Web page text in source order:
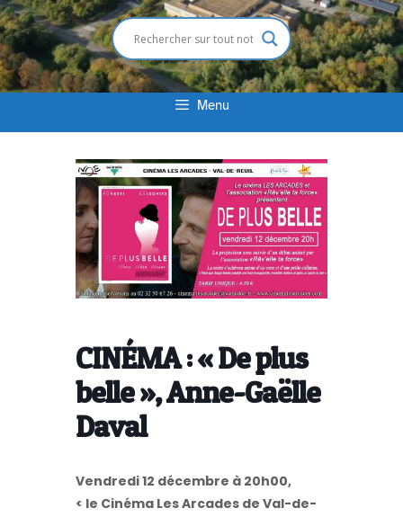
Menu
CINÉMA : « De plus
belle », Anne-Gaëlle
Daval
Vendredi 12 décembre à 20h00,
< le Cinéma Les Arcades de Val-de-